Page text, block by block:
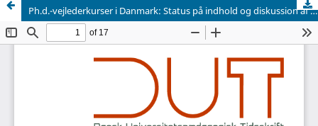
Ph.d.-vejlederkurser i Danmark: Status på indhold og diskussion af kvalitet